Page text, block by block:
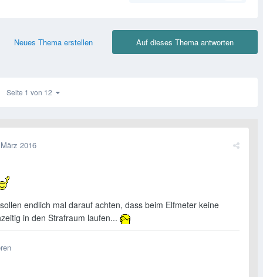
Auf dieses Thema antworten
Neues Thema erstellen
Seite 1 von 12
2016
endlich mal darauf achten, dass beim Elfmeter keine
in den Strafraum laufen...